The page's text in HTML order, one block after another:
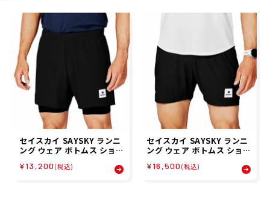
セイスカイ SAYSKY ランニ
ング ウェア ボトムス ショー
n 1 Pace Short 5 XMRSH
¥13,200 (税込)
セイスカイ SAYSKY ランニ
ング ウェア ボトムス ショー
ンニングショーツ Flow Sh
¥16,500 (税込)